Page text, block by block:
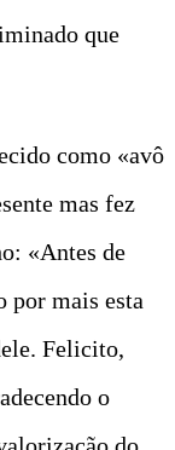
que
como «avô
mas fez
«Antes de
por mais esta
Felicito,
o